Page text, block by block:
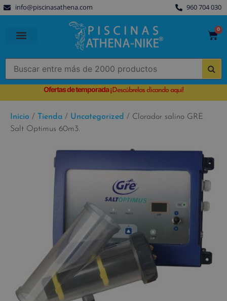
info@piscinasathena.com 960 704 030
0
Ofertas de temporada¡Descúbrelas clicando aquí!
Inicio / Tienda / Uncategorized / Clorador salino GRE
Salt Optimus 60m3.